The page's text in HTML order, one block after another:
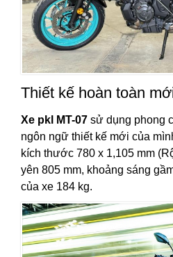
Thiết kế hoàn toàn
Xe pkl MT-07 sử dụng phong
ngôn ngữ thiết kế mới của
kích thước 780 x 1,105 mm
yên 805 mm, khoảng sáng
của xe 184 kg.